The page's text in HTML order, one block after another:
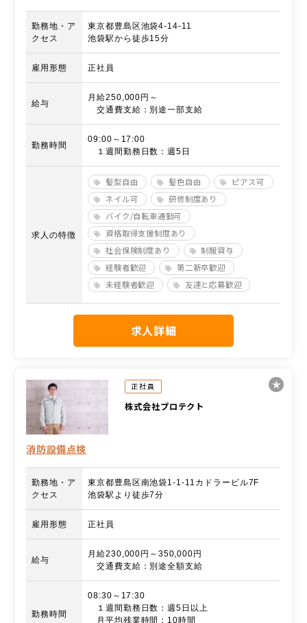
勤務地・ア
クセス
東京都豊島区池袋4-14-11
池袋駅から徒歩15分
雇用形態 正社員
給与
月給250,000円～
交通費支給：別途一部支給
勤務時間
09:00～17:00
１週間勤務日数：週5日
求人の特徴
髪型自由 髪色自由
ピアス可
ネイル可
研修制度あり
バイク/自転車通勤可
資格取得支援制度あり
社会保険制度あり
制服貸与
経験者歓迎
第二新卒歓迎
未経験者歓迎
友達と応募歓迎
求人詳細
正社員
株式会社プロテクト
消防設備点検
勤務地・ア
クセス
東京都豊島区南池袋1-1-11カドラービル7F
池袋駅より徒歩7分
雇用形態 正社員
給与
月給230,000円～350,000円
交通費支給：別途全額支給
勤務時間
08:30～17:30
１週間勤務日数：週5日以上
月平均残業時間：10時間